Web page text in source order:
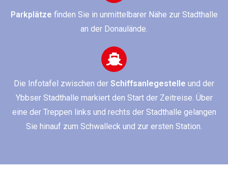
Parkplätze finden Sie in unmittelbarer Nähe zur Stadthalle
an der Donaulände.
Die Infotafel zwischen der Schiffsanlegestelle und der
Ybbser Stadthalle markiert den Start der Zeitreise. Über
eine der Treppen links und rechts der Stadthalle gelangen
Sie hinauf zum Schwalleck und zur ersten Station.